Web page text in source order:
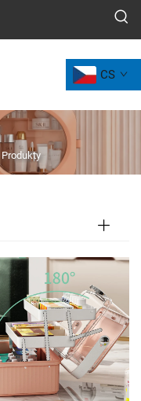
CS
Produkty